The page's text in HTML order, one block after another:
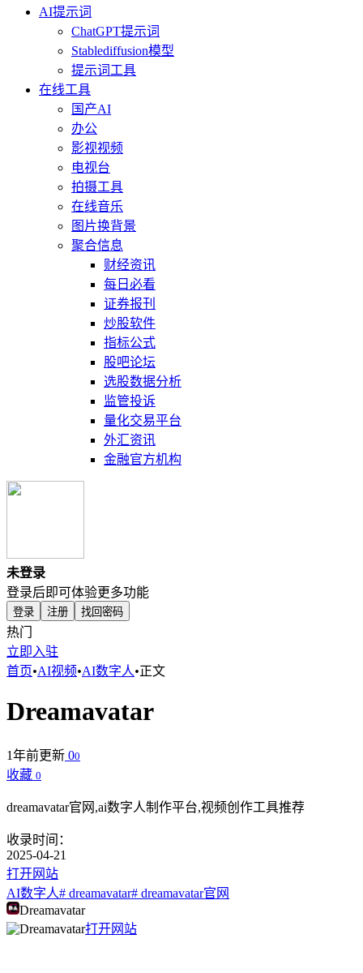
AI提示词
ChatGPT提示词
Stablediffusion模型
提示词工具
在线工具
国产AI
办公
影视视频
电视台
拍摄工具
在线音乐
图片换背景
聚合信息
财经资讯
每日必看
证券报刊
炒股软件
指标公式
股吧论坛
选股数据分析
监管投诉
量化交易平台
外汇资讯
金融官方机构
未登录
登录后即可体验更多功能
登录 注册 找回密码
热门
立即入驻
首页•AI视频•AI数字人•正文
Dreamavatar
1年前更新 00
收藏 0
dreamavatar官网,ai数字人制作平台,视频创作工具推荐
收录时间：
2025-04-21
打开网站
AI数字人# dreamavatar# dreamavatar官网
Dreamavatar
打开网站